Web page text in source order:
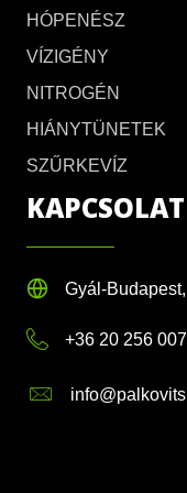
HÓPENÉSZ
VÍZIGÉNY
NITROGÉN
HIÁNYTÜNETEK
SZŰRKEVÍZ
KAPCSOLAT
Gyál-
+36 20 256